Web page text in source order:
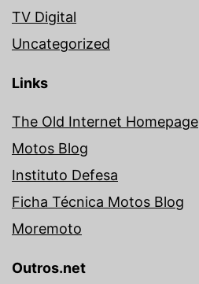
TV Digital
Uncategorized
Links
The Old Internet Homepage
Motos Blog
Instituto Defesa
Ficha Técnica Motos Blog
Moremoto
Outros.net